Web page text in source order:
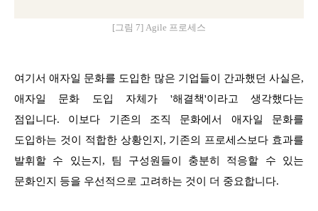
[그림 7] Agile 프로세스
여기서 애자일 문화를 도입한 많은 기업들이 간과했던 사실은,
애자일 문화 도입 자체가 '해결책'이라고 생각했다는
점입니다. 이보다 기존의 조직 문화에서 애자일 문화를
도입하는 것이 적합한 상황인지, 기존의 프로세스보다 효과를
발휘할 수 있는지, 팀 구성원들이 충분히 적응할 수 있는
문화인지 등을 우선적으로 고려하는 것이 더 중요합니다.